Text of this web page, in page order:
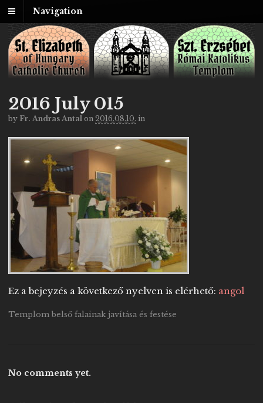
Navigation
2016 July 015
by Fr. Andras Antal on 2016.08.10. in
Ez a bejeyzés a következő nyelven is elérhető: angol
Templom belső falainak javítása és festése
No comments yet.